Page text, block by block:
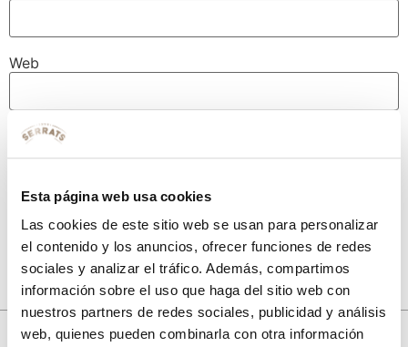
Esta página web usa cookies
Las cookies de este sitio web se usan para personalizar
el contenido y los anuncios, ofrecer funciones de redes
sociales y analizar el tráfico. Además, compartimos
información sobre el uso que haga del sitio web con
nuestros partners de redes sociales, publicidad y análisis
web, quienes pueden combinarla con otra información
Web